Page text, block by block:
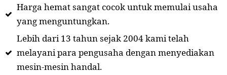
Harga hemat sangat cocok untuk memulai usaha
yang menguntungkan.
Lebih dari 13 tahun sejak 2004 kami telah
melayani para pengusaha dengan menyediakan
mesin-mesin handal.